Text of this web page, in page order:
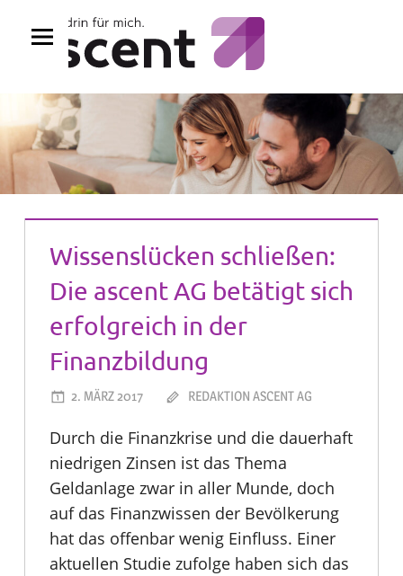
Inhalt
Wissenslücken schließen:
Die ascent AG betätigt sich
erfolgreich in der
Finanzbildung
2. MÄRZ 2017 REDAKTION ASCENT AG
Durch die Finanzkrise und die dauerhaft
niedrigen Zinsen ist das Thema
Geldanlage zwar in aller Munde, doch
auf das Finanzwissen der Bevölkerung
hat das offenbar wenig Einfluss. Einer
aktuellen Studie zufolge haben sich das